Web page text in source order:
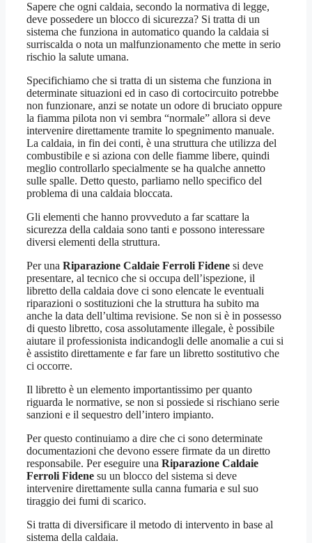
Sapere che ogni caldaia, secondo la normativa di legge,
deve possedere un blocco di sicurezza? Si tratta di un
sistema che funziona in automatico quando la caldaia si
surriscalda o nota un malfunzionamento che mette in serio
rischio la salute umana.
Specifichiamo che si tratta di un sistema che funziona in
determinate situazioni ed in caso di cortocircuito potrebbe
non funzionare, anzi se notate un odore di bruciato oppure
la fiamma pilota non vi sembra “normale” allora si deve
intervenire direttamente tramite lo spegnimento manuale.
La caldaia, in fin dei conti, è una struttura che utilizza del
combustibile e si aziona con delle fiamme libere, quindi
meglio controllarlo specialmente se ha qualche annetto
sulle spalle. Detto questo, parliamo nello specifico del
problema di una caldaia bloccata.
Gli elementi che hanno provveduto a far scattare la
sicurezza della caldaia sono tanti e possono interessare
diversi elementi della struttura.
Per una Riparazione Caldaie Ferroli Fidene si deve
presentare, al tecnico che si occupa dell’ispezione, il
libretto della caldaia dove ci sono elencate le eventuali
riparazioni o sostituzioni che la struttura ha subito ma
anche la data dell’ultima revisione. Se non si è in possesso
di questo libretto, cosa assolutamente illegale, è possibile
aiutare il professionista indicandogli delle anomalie a cui si
è assistito direttamente e far fare un libretto sostitutivo che
ci occorre.
Il libretto è un elemento importantissimo per quanto
riguarda le normative, se non si possiede si rischiano serie
sanzioni e il sequestro dell’intero impianto.
Per questo continuiamo a dire che ci sono determinate
documentazioni che devono essere firmate da un diretto
responsabile. Per eseguire una Riparazione Caldaie
Ferroli Fidene su un blocco del sistema si deve
intervenire direttamente sulla canna fumaria e sul suo
tiraggio dei fumi di scarico.
Si tratta di diversificare il metodo di intervento in base al
sistema della caldaia.